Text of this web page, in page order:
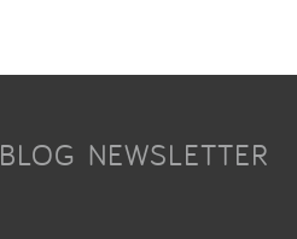
BLOG NEWSLETTER